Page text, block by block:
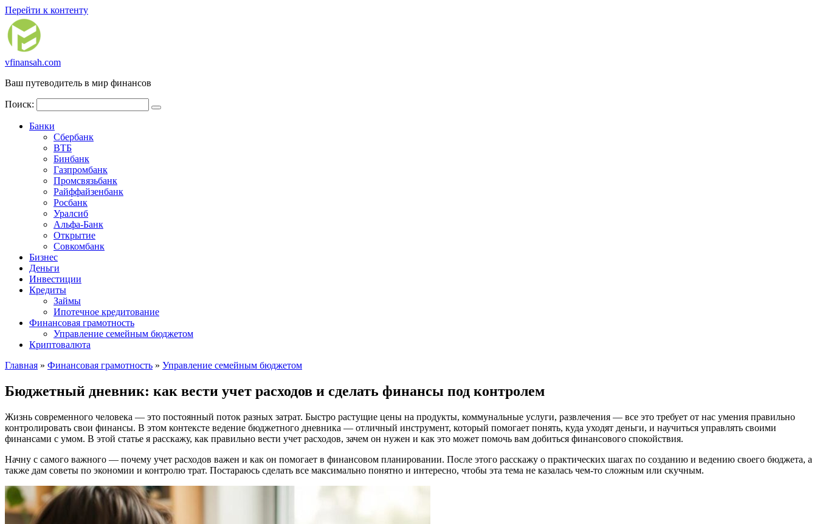
Перейти к контенту
vfinansah.com
Ваш путеводитель в мир финансов
Поиск:
Банки
Сбербанк
ВТБ
Бинбанк
Газпромбанк
Промсвязьбанк
Райффайзенбанк
Росбанк
Уралсиб
Альфа-Банк
Открытие
Совкомбанк
Бизнес
Деньги
Инвестиции
Кредиты
Займы
Ипотечное кредитование
Финансовая грамотность
Управление семейным бюджетом
Криптовалюта
Главная » Финансовая грамотность » Управление семейным бюджетом
Бюджетный дневник: как вести учет расходов и сделать финансы под контролем
Жизнь современного человека — это постоянный поток разных затрат. Быстро растущие цены на продукты, коммунальные услуги, развлечения — все это требует от нас умения правильно
контролировать свои финансы. В этом контексте ведение бюджетного дневника — отличный инструмент, который помогает понять, куда уходят деньги, и научиться управлять своими
финансами с умом. В этой статье я расскажу, как правильно вести учет расходов, зачем он нужен и как это может помочь вам добиться финансового спокойствия.
Начну с самого важного — почему учет расходов важен и как он помогает в финансовом планировании. После этого расскажу о практических шагах по созданию и ведению своего бюджета, а
также дам советы по экономии и контролю трат. Постараюсь сделать все максимально понятно и интересно, чтобы эта тема не казалась чем-то сложным или скучным.